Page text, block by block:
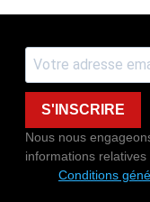
S'INSCRIRE
Nous nous
informations relatives
Conditions